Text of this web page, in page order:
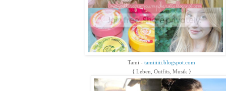
Tami - tamiiiiii.blogspot.com
{ Leben, Outfits, Musik }